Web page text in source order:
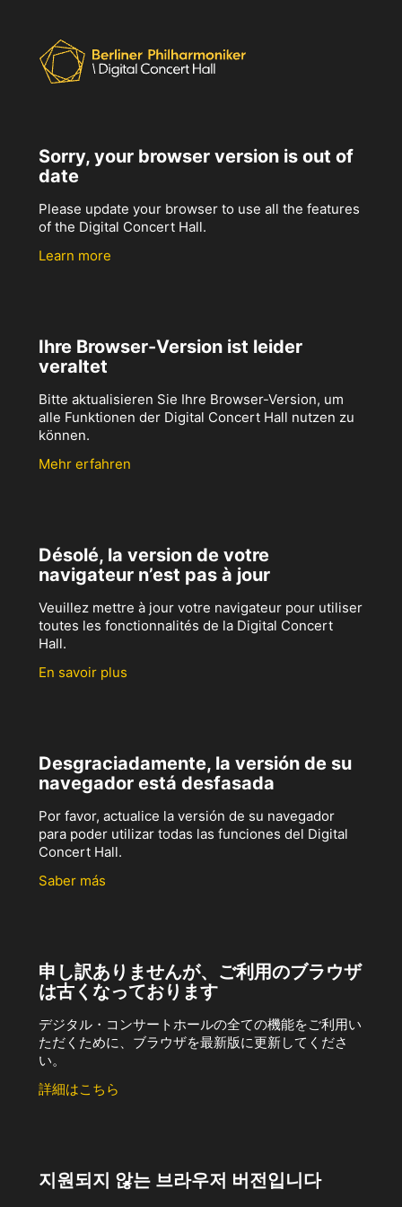
Sorry, your browser version is out of
date
Please update your browser to use all the features
of the Digital Concert Hall.
Learn more
Ihre Browser-Version ist leider
veraltet
Bitte aktualisieren Sie Ihre Browser-Version, um
alle Funktionen der Digital Concert Hall nutzen zu
können.
Mehr erfahren
Désolé, la version de votre
navigateur n’est pas à jour
Veuillez mettre à jour votre navigateur pour utiliser
toutes les fonctionnalités de la Digital Concert
Hall.
En savoir plus
Desgraciadamente, la versión de su
navegador está desfasada
Por favor, actualice la versión de su navegador
para poder utilizar todas las funciones del Digital
Concert Hall.
Saber más
申し訳ありませんが、ご利用のブラウザ
は古くなっております
デジタル・コンサートホールの全ての機能をご利用い
ただくために、ブラウザを最新版に更新してくださ
い。
詳細はこちら
지원되지 않는 브라우저 버전입니다